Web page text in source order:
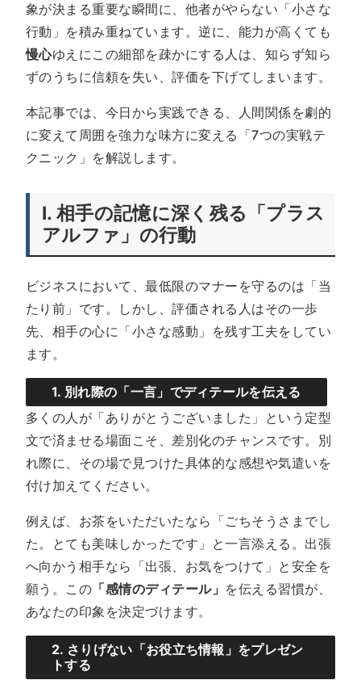
象が決まる重要な瞬間に、他者がやらない「小さな
行動」を積み重ねています。逆に、能力が高くても
慢心ゆえにこの細部を疎かにする人は、知らず知ら
ずのうちに信頼を失い、評価を下げてしまいます。
本記事では、今日から実践できる、人間関係を劇的
に変えて周囲を強力な味方に変える「7つの実戦テ
クニック」を解説します。
I. 相手の記憶に深く残る「プラス
アルファ」の行動
ビジネスにおいて、最低限のマナーを守るのは「当
たり前」です。しかし、評価される人はその一歩
先、相手の心に「小さな感動」を残す工夫をしてい
ます。
1. 別れ際の「一言」でディテールを伝える
多くの人が「ありがとうございました」という定型
文で済ませる場面こそ、差別化のチャンスです。別
れ際に、その場で見つけた具体的な感想や気遣いを
付け加えてください。
例えば、お茶をいただいたなら「ごちそうさまでし
た。とても美味しかったです」と一言添える。出張
へ向かう相手なら「出張、お気をつけて」と安全を
願う。この 「感情のディテール」 を伝える習慣が、
あなたの印象を決定づけます。
2. さりげない「お役立ち情報」をプレゼン
トする